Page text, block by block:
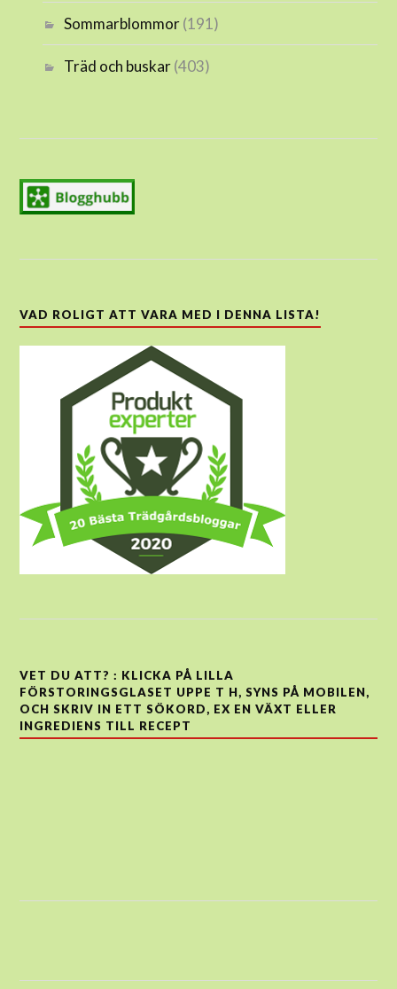
Sommarblommor(191)
Träd och buskar(403)
VAD ROLIGT ATT VARA MED I DENNA LISTA!
VET DU ATT? : KLICKA PÅ LILLA
FÖRSTORINGSGLASET UPPE T H, SYNS PÅ MOBILEN,
OCH SKRIV IN ETT SÖKORD, EX EN VÄXT ELLER
INGREDIENS TILL RECEPT